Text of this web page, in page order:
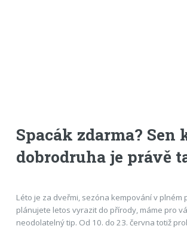
Spacák zdarma? Sen
dobrodruha je právě
Léto je za dveřmi, sezóna kempování v plném
plánujete letos vyrazit do přírody, máme pro
neodolatelný tip. Od 10. do 23. června totiž